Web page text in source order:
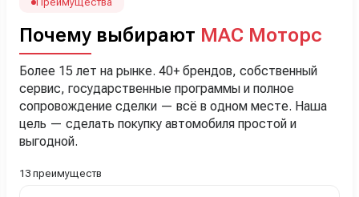
Почему выбирают МАС Моторс
Более 15 лет на рынке. 40+ брендов, собственный
сервис, государственные программы и полное
сопровождение сделки — всё в одном месте. Наша
цель — сделать покупку автомобиля простой и
выгодной.
13 преимуществ